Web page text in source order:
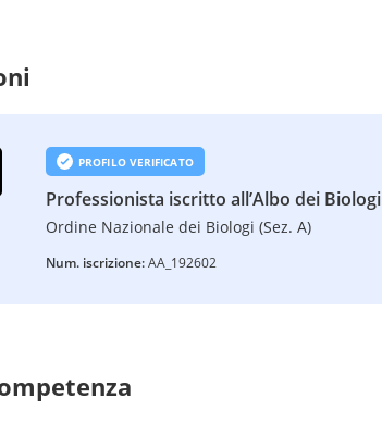
PROFILO VERIFICATO
Professionista iscritto all’Albo dei Biologi
Ordine Nazionale dei Biologi (Sez. A)
Num. iscrizione:AA_192602